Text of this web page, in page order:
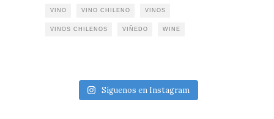
VINO VINO CHILENO VINOS
VINOS CHILENOS VIÑEDO WINE
Síguenos en Instagram